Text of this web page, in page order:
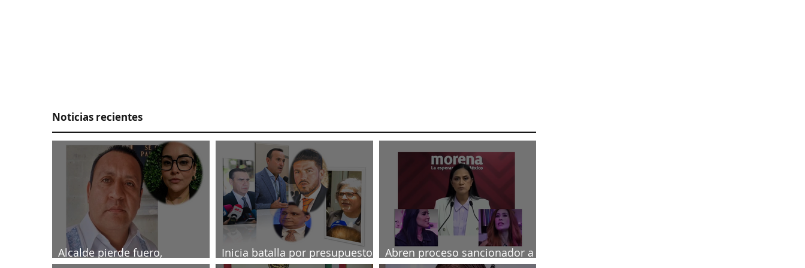
Noticias recientes
Alcalde pierde fuero,
Inicia batalla por presupuesto
Abren proceso sancionador a